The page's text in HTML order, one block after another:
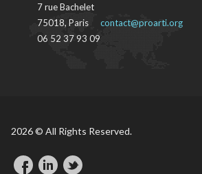
7 rue Bachelet
75018, Paris
06 52 37 93 09
contact@proarti.org
2026 © All Rights Reserved.